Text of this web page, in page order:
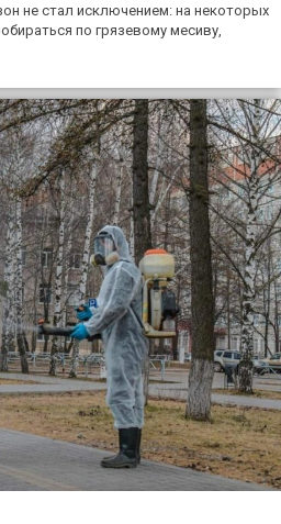
не стал исключением: на некоторых
по грязевому месиву,